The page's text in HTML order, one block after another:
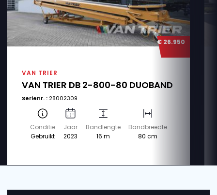
€ 26.950
VAN TRIER
VAN TRIER DB 2-800-80 DUOBAND
Serienr. : 28002309
Conditie
Gebruikt
Jaar
2023
Bandlengte
16 m
Bandbreedte
80 cm